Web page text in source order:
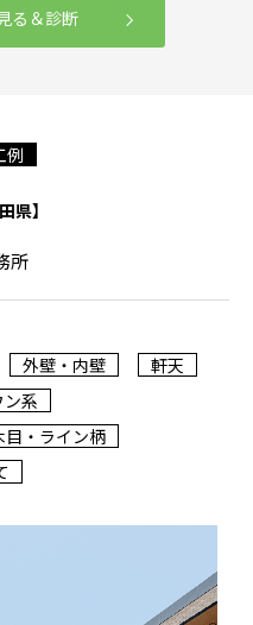
る＆診断
例
県】
所
外壁・内壁
軒天
ン系
目・ライン柄